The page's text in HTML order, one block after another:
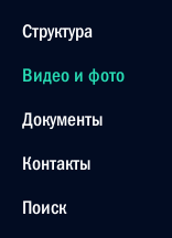
Структура
Видео и фото
Документы
Контакты
Поиск